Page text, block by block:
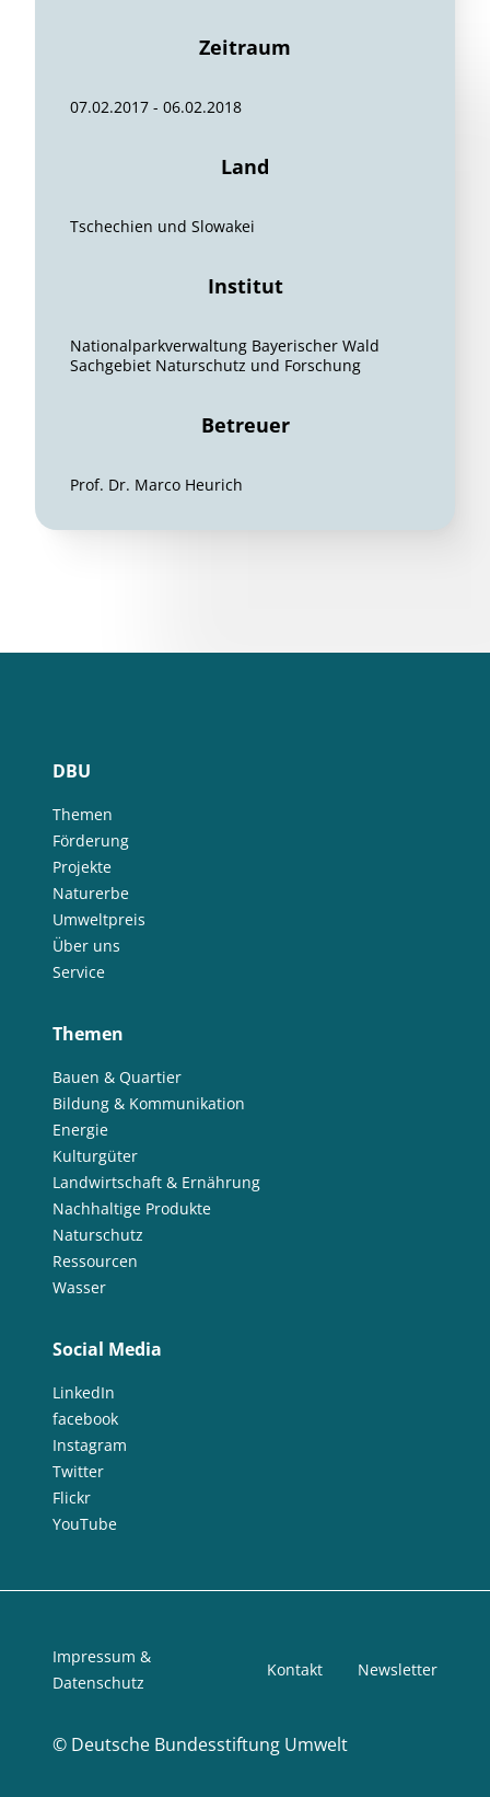
Zeitraum
07.02.2017 - 06.02.2018
Land
Tschechien und Slowakei
Institut
Nationalparkverwaltung Bayerischer Wald
Sachgebiet Naturschutz und Forschung
Betreuer
Prof. Dr. Marco Heurich
DBU
Themen
Förderung
Projekte
Naturerbe
Umweltpreis
Über uns
Service
Themen
Bauen & Quartier
Bildung & Kommunikation
Energie
Kulturgüter
Landwirtschaft & Ernährung
Nachhaltige Produkte
Naturschutz
Ressourcen
Wasser
Social Media
LinkedIn
facebook
Instagram
Twitter
Flickr
YouTube
© Deutsche Bundesstiftung Umwelt
Impressum &
Datenschutz
Kontakt Newsletter